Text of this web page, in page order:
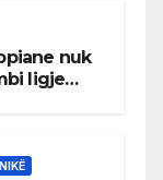
nuk
ligje